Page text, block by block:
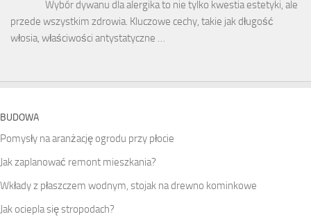
Wybór dywanu dla alergika to nie tylko kwestia estetyki, ale
przede wszystkim zdrowia. Kluczowe cechy, takie jak długość
włosia, właściwości antystatyczne …
BUDOWA
Pomysły na aranżację ogrodu przy płocie
Jak zaplanować remont mieszkania?
Wkłady z płaszczem wodnym, stojak na drewno kominkowe
Jak ociepla się stropodach?